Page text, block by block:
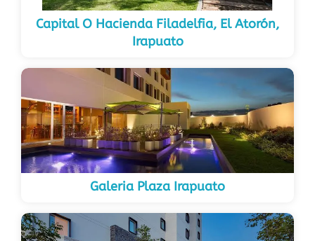
Capital O Hacienda Filadelfia, El Atorón,
Irapuato
Galeria Plaza Irapuato